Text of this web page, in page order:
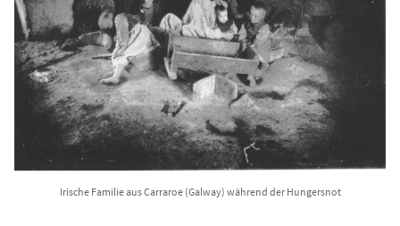
Irische Familie aus Carraroe (Galway) während der Hungersnot